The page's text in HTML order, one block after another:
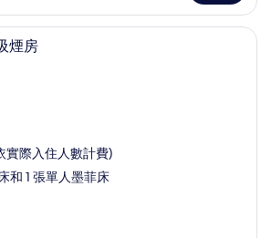
客房內保險箱、書桌、免費無線上網
煙房
實際入住人數計費)
和 1 張單人墨菲床